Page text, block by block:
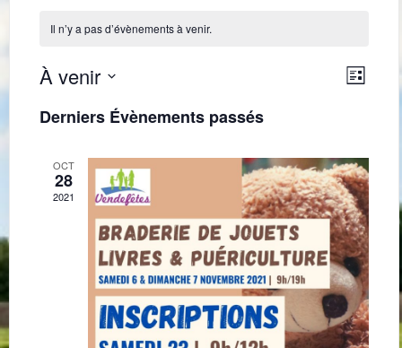
Il n’y a pas d’évènements à venir.
Liste
À venir
une
date.
Derniers Évènements passés
OCT
28
2021